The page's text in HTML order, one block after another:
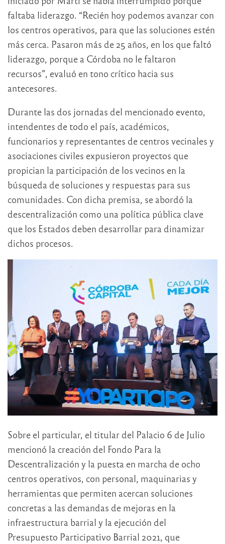
faltaba liderazgo. “Recién hoy podemos avanzar con
los centros operativos, para que las soluciones estén
más cerca. Pasaron más de 25 años, en los que faltó
liderazgo, porque a Córdoba no le faltaron
recursos”, evaluó en tono crítico hacia sus
antecesores.
Durante las dos jornadas del mencionado evento,
intendentes de todo el país, académicos,
funcionarios y representantes de centros vecinales y
asociaciones civiles expusieron proyectos que
propician la participación de los vecinos en la
búsqueda de soluciones y respuestas para sus
comunidades. Con dicha premisa, se abordó la
descentralización como una política pública clave
que los Estados deben desarrollar para dinamizar
dichos procesos.
Sobre el particular, el titular del Palacio 6 de Julio
mencionó la creación del Fondo Para la
Descentralización y la puesta en marcha de ocho
centros operativos, con personal, maquinarias y
herramientas que permiten acercan soluciones
concretas a las demandas de mejoras en la
infraestructura barrial y la ejecución del
Presupuesto Participativo Barrial 2021, que